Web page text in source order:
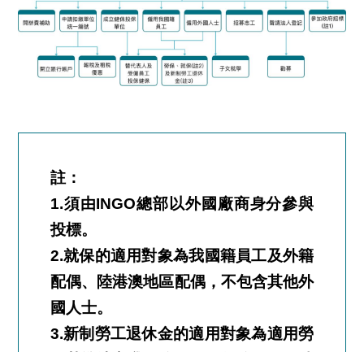
註：
1.須由INGO總部以外國廠商身分參與
投標。
2.就保的適用對象為我國籍員工及外籍
配偶、陸港澳地區配偶，不包含其他外
國人士。
3.新制勞工退休金的適用對象為適用勞